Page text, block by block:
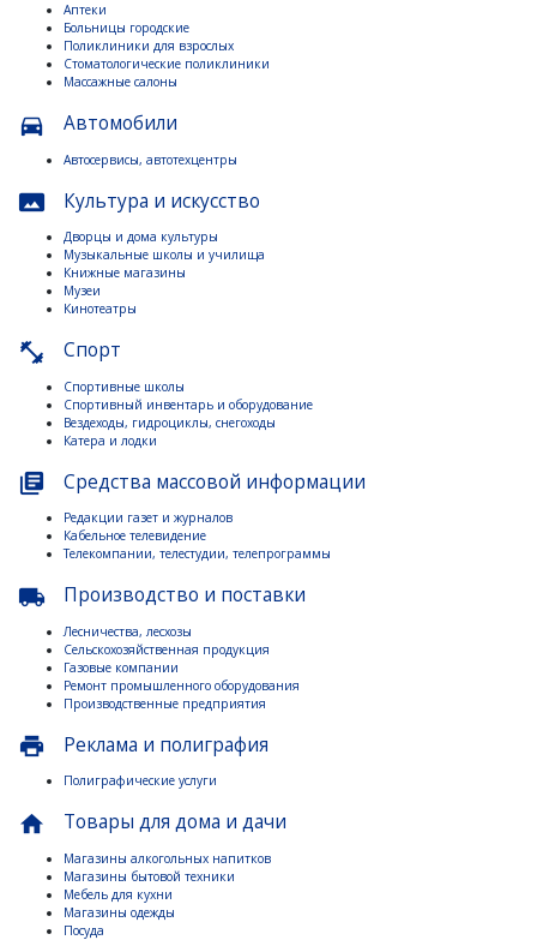
Аптеки
Больницы городские
Поликлиники для взрослых
Стоматологические поликлиники
Массажные салоны
directions_car Автомобили
Автосервисы, автотехцентры
panorama Культура и искусство
Дворцы и дома культуры
Музыкальные школы и училища
Книжные магазины
Музеи
Кинотеатры
fitness_center Спорт
Спортивные школы
Спортивный инвентарь и оборудование
Вездеходы, гидроциклы, снегоходы
Катера и лодки
library_books Средства массовой информации
Редакции газет и журналов
Кабельное телевидение
Телекомпании, телестудии, телепрограммы
local_shipping Производство и поставки
Лесничества, лесхозы
Сельскохозяйственная продукция
Газовые компании
Ремонт промышленного оборудования
Производственные предприятия
print Реклама и полиграфия
Полиграфические услуги
home Товары для дома и дачи
Магазины алкогольных напитков
Магазины бытовой техники
Мебель для кухни
Магазины одежды
Посуда